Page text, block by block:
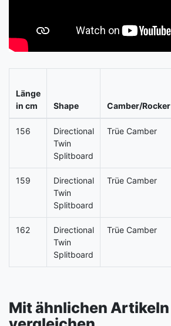
Länge
in cm
Shape Camber/Rocker
156
Directional
Twin
Splitboard
Trüe Camber
159
Directional
Twin
Splitboard
Trüe Camber
162
Directional
Twin
Splitboard
Trüe Camber
Mit ähnlichen Artikeln